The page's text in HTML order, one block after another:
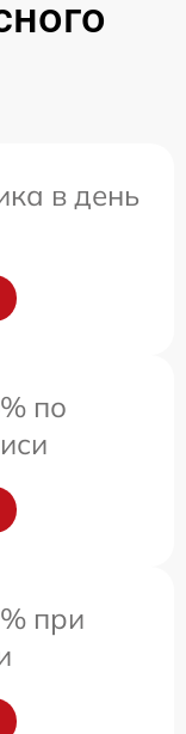
в день
по
при